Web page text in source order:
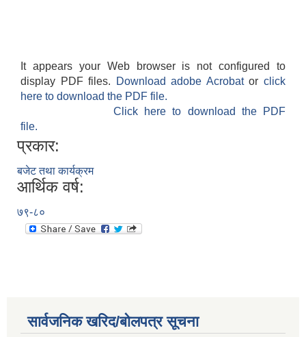
It appears your Web browser is not configured to
display PDF files.
Download adobe Acrobatorclick
here to download the PDF file.
Click here to download the PDF
file.
प्रकार:
बजेट तथा कार्यक्रम
आर्थिक वर्ष:
७९-८०
सार्वजनिक खरिद/बोलपत्र सूचना